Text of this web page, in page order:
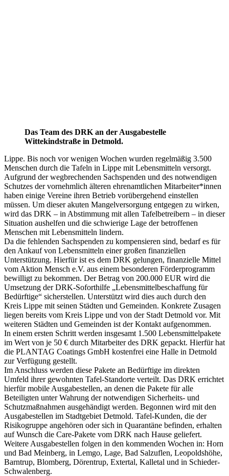
Das Team des DRK an der Ausgabestelle
Wittekindstraße in Detmold.
Lippe. Bis noch vor wenigen Wochen wurden regelmäßig 3.500
Menschen durch die Tafeln in Lippe mit Lebensmitteln versorgt.
Aufgrund der wegbrechenden Sachspenden und des notwendigen
Schutzes der vornehmlich älteren ehrenamtlichen Mitarbeiter*innen
haben einige Vereine ihren Betrieb vorübergehend einstellen
müssen. Um dieser akuten Mangelversorgung entgegen zu wirken,
wird das DRK – in Abstimmung mit allen Tafelbetreibern – in dieser
Situation aushelfen und die schwierige Lage der betroffenen
Menschen mit Lebensmitteln lindern.
Da die fehlenden Sachspenden zu kompensieren sind, bedarf es für
den Ankauf von Lebensmitteln einer großen finanziellen
Unterstützung. Hierfür ist es dem DRK gelungen, finanzielle Mittel
vom Aktion Mensch e.V. aus einem besonderen Förderprogramm
bewilligt zu bekommen. Der Betrag von 200.000 EUR wird die
Umsetzung der DRK-Soforthilfe „Lebensmittelbeschaffung für
Bedürftige“ sicherstellen. Unterstützt wird dies auch durch den
Kreis Lippe mit seinen Städten und Gemeinden. Konkrete Zusagen
liegen bereits vom Kreis Lippe und von der Stadt Detmold vor. Mit
weiteren Städten und Gemeinden ist der Kontakt aufgenommen.
In einem ersten Schritt werden insgesamt 1.500 Lebensmittelpakete
im Wert von je 50 € durch Mitarbeiter des DRK gepackt. Hierfür hat
die PLANTAG Coatings GmbH kostenfrei eine Halle in Detmold
zur Verfügung gestellt.
Im Anschluss werden diese Pakete an Bedürftige im direkten
Umfeld ihrer gewohnten Tafel-Standorte verteilt. Das DRK errichtet
hierfür mobile Ausgabestellen, an denen die Pakete für alle
Beteiligten unter Wahrung der notwendigen Sicherheits- und
Schutzmaßnahmen ausgehändigt werden. Begonnen wird mit den
Ausgabestellen im Stadtgebiet Detmold. Tafel-Kunden, die der
Risikogruppe angehören oder sich in Quarantäne befinden, erhalten
auf Wunsch die Care-Pakete vom DRK nach Hause geliefert.
Weitere Ausgabestellen folgen in den kommenden Wochen in: Horn
und Bad Meinberg, in Lemgo, Lage, Bad Salzuflen, Leopoldshöhe,
Barntrup, Blomberg, Dörentrup, Extertal, Kalletal und in Schieder-
Schwalenberg.